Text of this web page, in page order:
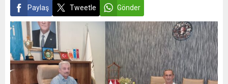
Paylaş Tweetle Gönder